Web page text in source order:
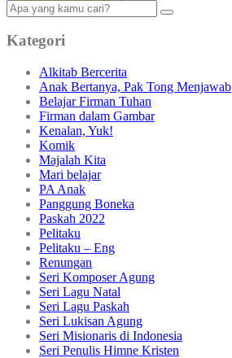
Kategori
Alkitab Bercerita
Anak Bertanya, Pak Tong Menjawab
Belajar Firman Tuhan
Firman dalam Gambar
Kenalan, Yuk!
Komik
Majalah Kita
Mari belajar
PA Anak
Panggung Boneka
Paskah 2022
Pelitaku
Pelitaku – Eng
Renungan
Seri Komposer Agung
Seri Lagu Natal
Seri Lagu Paskah
Seri Lukisan Agung
Seri Misionaris di Indonesia
Seri Penulis Himne Kristen